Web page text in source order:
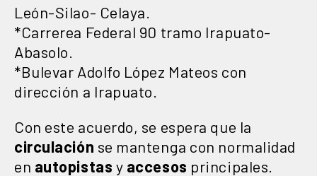
León-Silao- Celaya.
*Carrerea Federal 90 tramo Irapuato-
Abasolo.
*Bulevar Adolfo López Mateos con
dirección a Irapuato.
Con este acuerdo, se espera que la
circulación se mantenga con normalidad
en autopistas y accesos principales.